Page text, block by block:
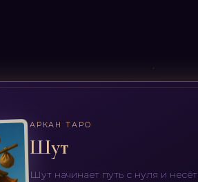
АРКАН ТАРО
Шут
Шут начинает путь с нуля и несёт